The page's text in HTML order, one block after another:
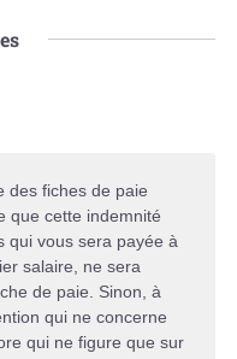
des fiches de paie
que cette indemnité
qui vous sera payée à
salaire, ne sera
de paie. Sinon, à
qui ne concerne
qui ne figure que sur